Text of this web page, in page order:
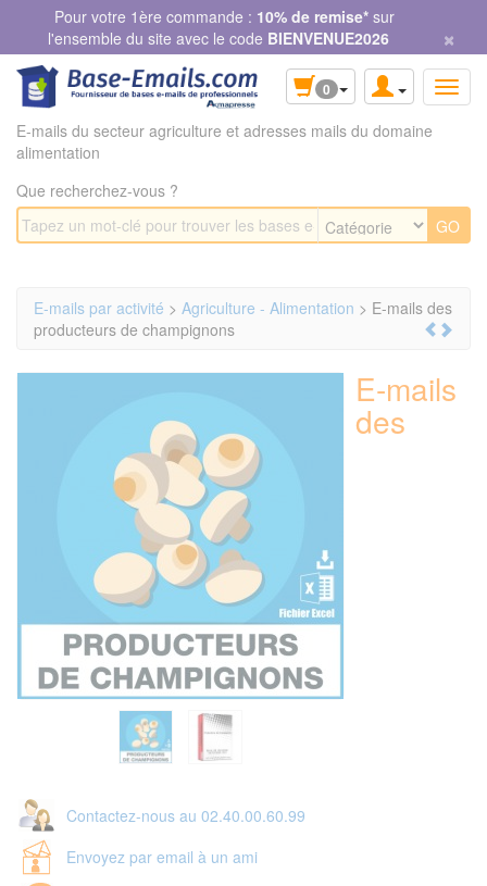
Pour votre 1ère commande : 10% de remise* sur
l'ensemble du site avec le code BIENVENUE2026 ×
0
E-mails du secteur agriculture et adresses mails du domaine
alimentation
Que recherchez-vous ?
E-mails par activité > Agriculture - Alimentation > E-mails des
producteurs de champignons
Contactez-nous au 02.40.00.60.99
Envoyez par email à un ami
E-mails
des
Panneau de gestion des cookies